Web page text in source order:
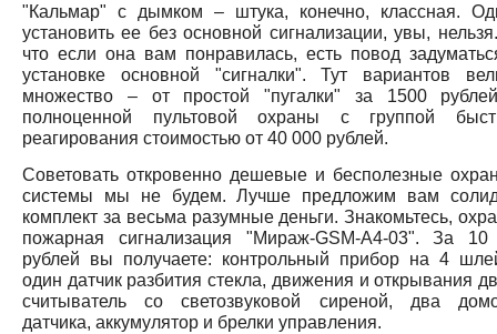
"Кальмар" с дымком – штука, конечно, классная.
установить ее без основной сигнализации, увы,
что если она вам понравилась, есть повод
установке основной "сигналки". Тут вариантов
множество – от простой "пугалки" за 1500
полноценной пультовой охраны с группой
реагирования стоимостью от 40 000 рублей.
Советовать откровенно дешевые и бесполезные
системы мы не будем. Лучше предложим вам
комплект за весьма разумные деньги. Знакомьтесь,
пожарная сигнализация "Мираж-GSM-А4-03". За
рублей вы получаете: контрольный прибор на 4
один датчик разбития стекла, движения и открывания
считыватель со светозвуковой сиреной, два
датчика, аккумулятор и брелки управления.